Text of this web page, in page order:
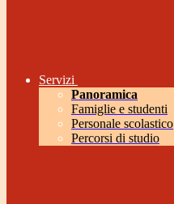
Servizi
Panoramica
Famiglie e studenti
Personale scolastico
Percorsi di studio